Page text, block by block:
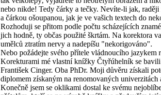
nebo nikde! Tedy čárky a tečky. Nevíte-li jak,
a čárkou ošoupanou, jak je ve vašich textech do
Rozhoduji se přitom podle počtu scházejících
jich hodně, ty občas použité škrtám. Na korektora
umělců ztratím nervy a nadepíšu "nekorigováno".
Nebo požádejte svého přítele vládnoucího
Korekturami mé vlastní knížky Čtyřúhelník se
František Cinger. Oba PhDr. Moji důvěru získali
diplomem získaným na renomovaných univerzitách
Konečně jsem se oklikami dostal ke svému